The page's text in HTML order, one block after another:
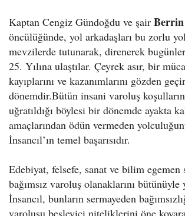
Kaptan Cengiz Gündoğdu ve şair
öncülüğünde, yol arkadaşları bu zorlu
mevzilerde tutunarak, direnerek
25. Yılına ulaştılar. Çeyrek asır, bir
kayıplarını ve kazanımlarını gözden
dönemdir.Bütün insani varoluş
uğratıldığı böylesi bir dönemde ayakta
amaçlarından ödün vermeden
İnsancıl’ın temel başarısıdır.
Edebiyat, felsefe, sanat ve bilim egemen
bağımsız varoluş olanaklarını
İnsancıl, bunların sermayeden
varoluşu besleyici niteliklerini öne